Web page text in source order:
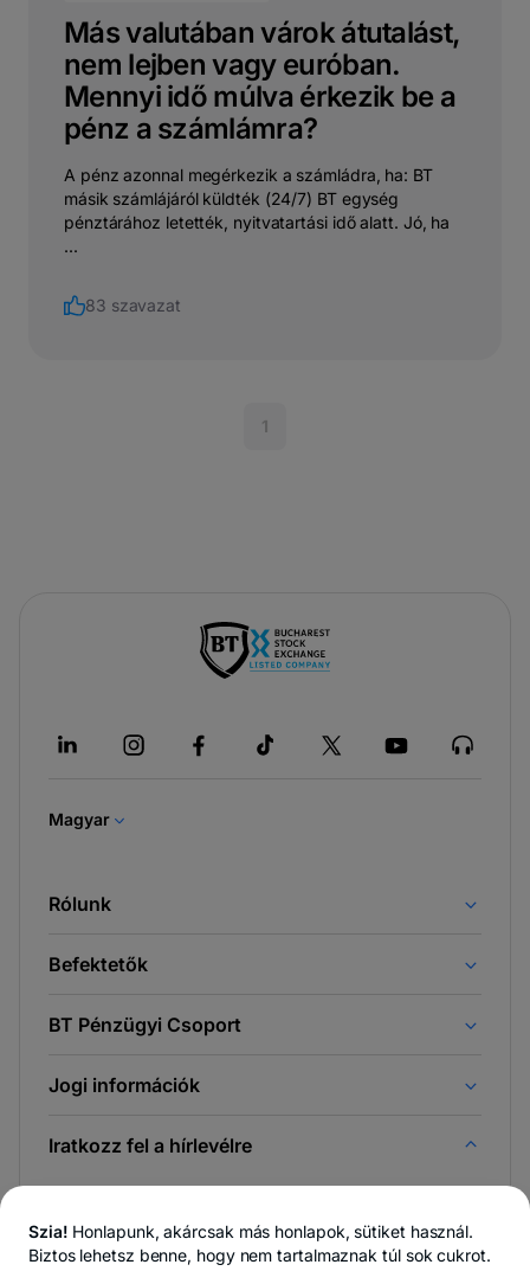
Más valutában várok átutalást,
nem lejben vagy euróban.
Mennyi idő múlva érkezik be a
pénz a számlámra?
A pénz azonnal megérkezik a számládra, ha: BT
másik számlájáról küldték (24/7) BT egység
pénztárához letették, nyitvatartási idő alatt. Jó, ha
...
83 szavazat
1
nyílik
Magyar
Rólunk
Befektetők
BT Pénzügyi Csoport
Jogi információk
Iratkozz fel a hírlevélre
Szia! Honlapunk, akárcsak más honlapok, sütiket használ.
Biztos lehetsz benne, hogy nem tartalmaznak túl sok cukrot.